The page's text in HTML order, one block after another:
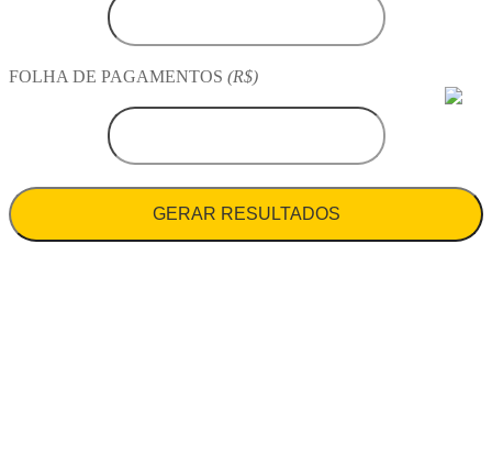
FOLHA DE PAGAMENTOS (R$)
GERAR RESULTADOS